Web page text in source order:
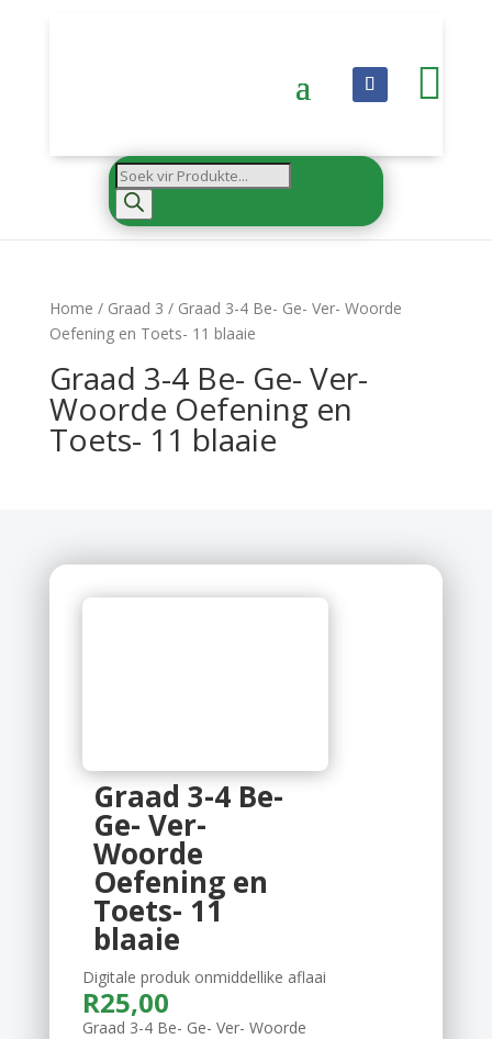

Products
search
Home / Graad 3 / Graad 3-4 Be- Ge- Ver- Woorde
Oefening en Toets- 11 blaaie
Graad 3-4 Be- Ge- Ver-
Woorde Oefening en
Toets- 11 blaaie
Graad 3-4 Be-
Ge- Ver-
Woorde
Oefening en
Toets- 11
blaaie
Digitale produk onmiddellike aflaai
R25,00
Graad 3-4 Be- Ge- Ver- Woorde